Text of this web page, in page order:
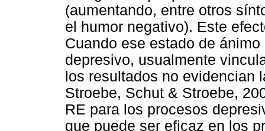
(aumentando, entre otros
el humor negativo). Este
Cuando ese estado de
depresivo, usualmente
los resultados no evidencian
Stroebe, Schut & Stroebe,
RE para los procesos
que puede ser eficaz en los